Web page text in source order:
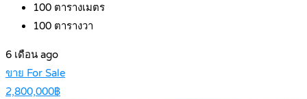
100 ตารางเมตร
100 ตารางวา
6 เดือน ago
ขาย For Sale
2,800,000฿